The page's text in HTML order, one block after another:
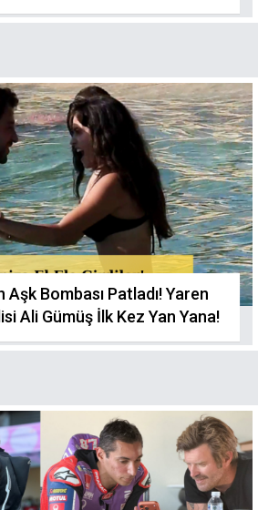
Aşk Bombası Patladı! Yaren
Ali Gümüş İlk Kez Yan Yana!